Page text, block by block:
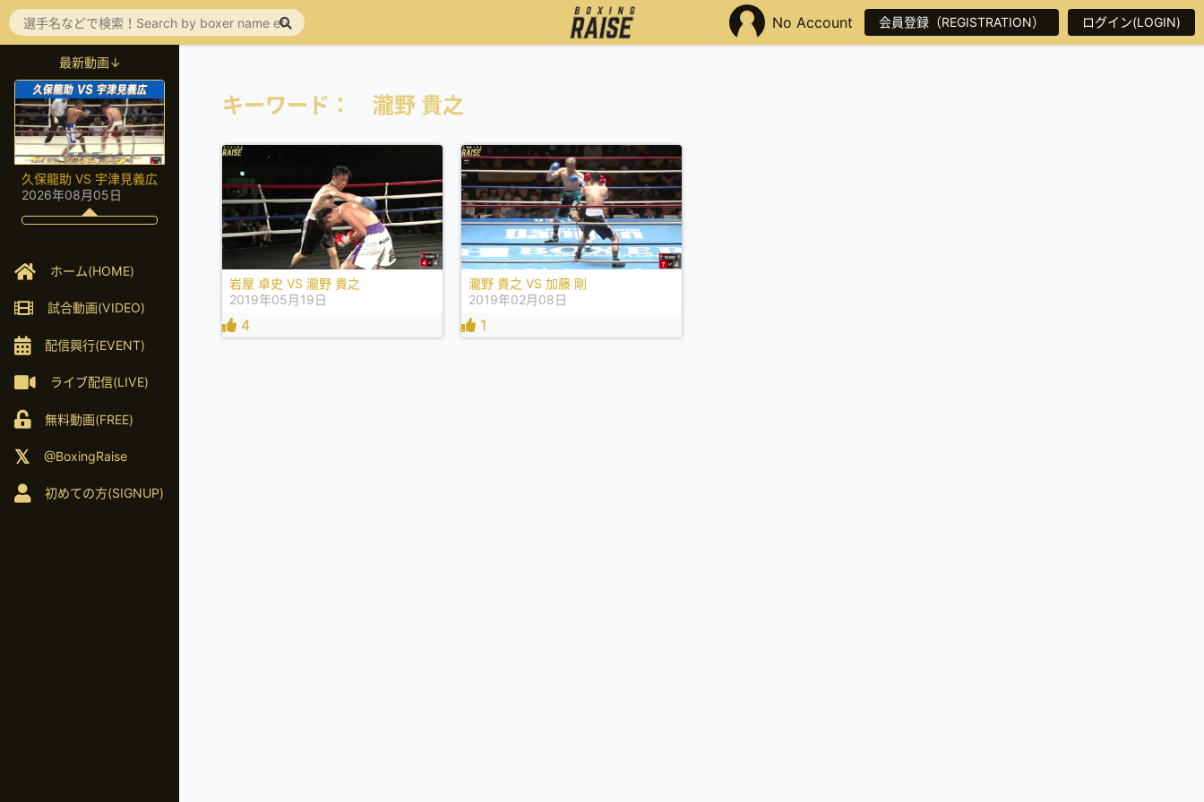
No Account 会員登録（REGISTRATION） ログイン(LOGIN)
最新動画↓
久保龍助 VS 宇津見義広
2026年08月05日
ホーム(HOME)
試合動画(VIDEO)
配信興行(EVENT)
ライブ配信(LIVE)
無料動画(FREE)
@BoxingRaise
初めての方(SIGNUP)
キーワード： 瀧野 貴之
岩屋 卓史 VS 瀧野 貴之
2019年05月19日
4
瀧野 貴之 VS 加藤 剛
2019年02月08日
1